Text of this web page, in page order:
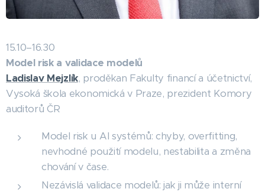
15.10–16.30
Model risk a validace modelů
Ladislav Mejzlík, proděkan Fakulty financí a účetnictví,
Vysoká škola ekonomická v Praze, prezident Komory
auditorů ČR
Model risk u AI systémů: chyby, overfitting,
nevhodné použití modelu, nestabilita a změna
chování v čase.
Nezávislá validace modelů: jak ji může interní